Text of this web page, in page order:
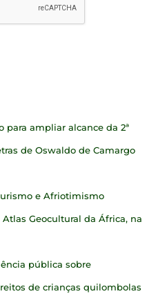
ampliar alcance da 2ª
de Oswaldo de Camargo
e Afriotimismo
Geocultural da África, na
pública sobre
de crianças quilombolas